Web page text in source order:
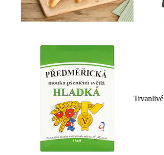
Trvanlivé